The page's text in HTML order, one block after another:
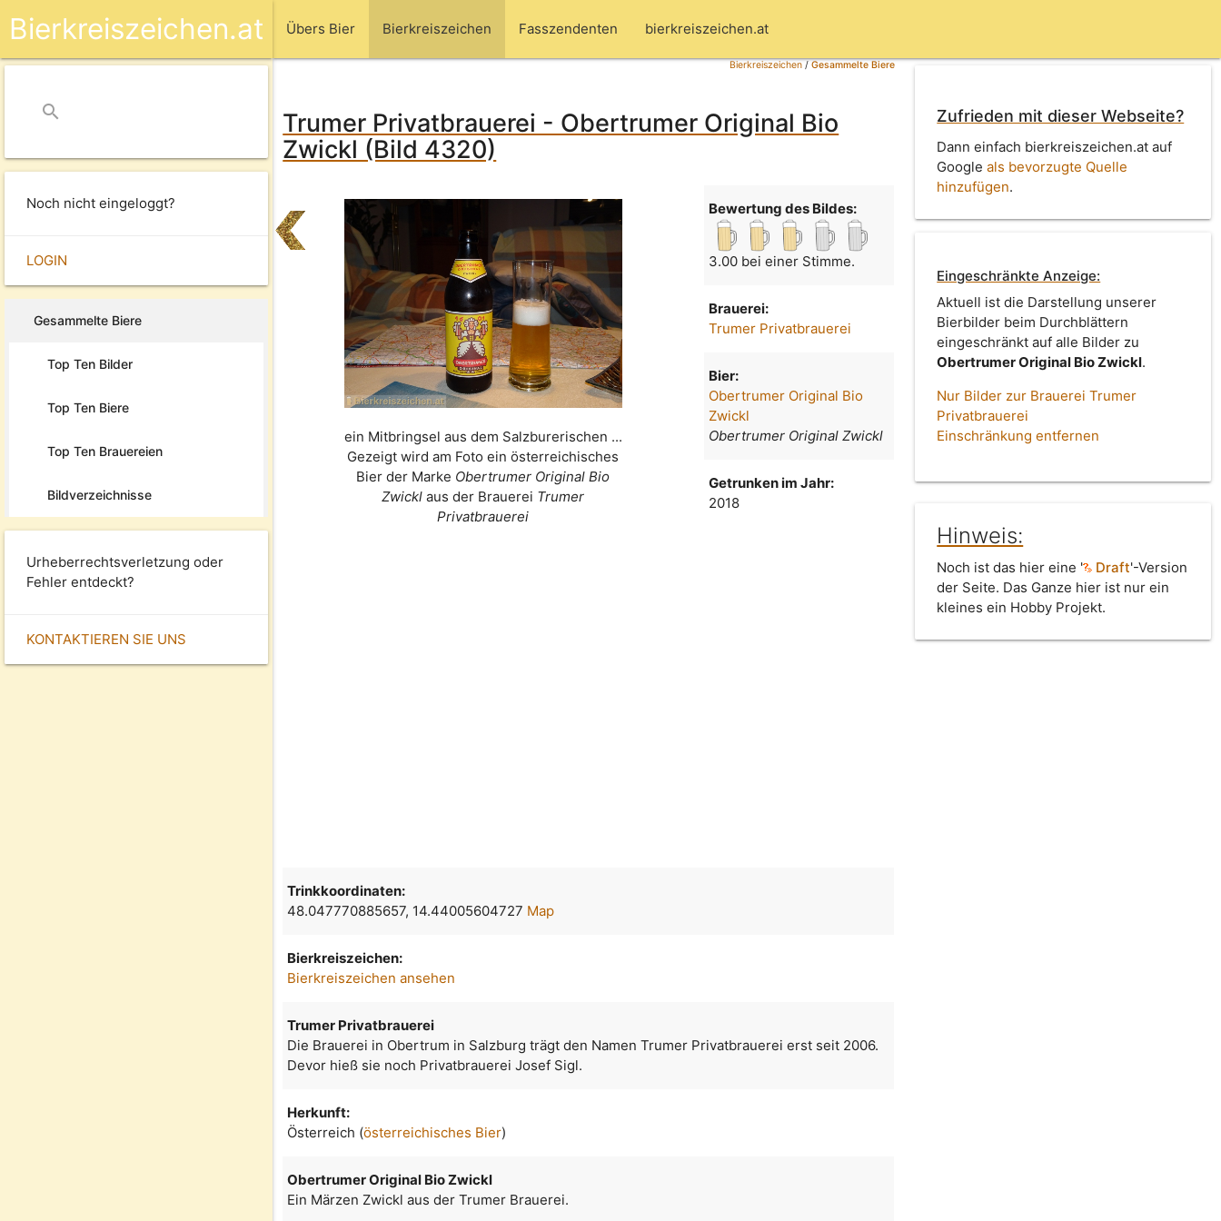
Übers Bier Bierkreiszeichen Fasszendenten bierkreiszeichen.at
Bierkreiszeichen.at
search
Noch nicht eingeloggt?
LOGIN
Gesammelte Biere
Top Ten Bilder
Top Ten Biere
Top Ten Brauereien
Bildverzeichnisse
Urheberrechtsverletzung oder
Fehler entdeckt?
KONTAKTIEREN SIE UNS
Bierkreiszeichen/Gesammelte Biere
Trumer Privatbrauerei - Obertrumer Original Bio
Zwickl (Bild 4320)
ein Mitbringsel aus dem Salzburerischen ...
Gezeigt wird am Foto ein österreichisches
Bier der Marke Obertrumer Original Bio
Zwickl aus der Brauerei Trumer
Privatbrauerei
Bewertung des Bildes:
3.00 bei einer Stimme.
Brauerei:
Trumer Privatbrauerei
Bier:
Obertrumer Original Bio
Zwickl
Obertrumer Original Zwickl
Getrunken im Jahr:
2018
Zufrieden mit dieser Webseite?
Dann einfach bierkreiszeichen.at auf
Googleals bevorzugte Quelle
hinzufügen.
Eingeschränkte Anzeige:
Aktuell ist die Darstellung unserer
Bierbilder beim Durchblättern
eingeschränkt auf alle Bilder zu
Obertrumer Original Bio Zwickl.
Nur Bilder zur Brauerei Trumer
Privatbrauerei
Einschränkung entfernen
Hinweis:
Noch ist das hier eine ' Draft'-Version
der Seite. Das Ganze hier ist nur ein
kleines ein Hobby Projekt.
Trinkkoordinaten:
48.047770885657, 14.44005604727 Map
Bierkreiszeichen:
Bierkreiszeichen ansehen
Trumer Privatbrauerei
Die Brauerei in Obertrum in Salzburg trägt den Namen Trumer Privatbrauerei erst seit 2006.
Devor hieß sie noch Privatbrauerei Josef Sigl.
Herkunft:
Österreich (österreichisches Bier)
Obertrumer Original Bio Zwickl
Ein Märzen Zwickl aus der Trumer Brauerei.